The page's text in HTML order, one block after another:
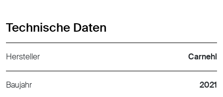
Technische Daten
Hersteller Carnehl
Baujahr 2021